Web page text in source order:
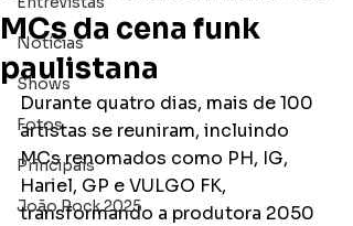
Notícias
Shows
Fotos
Principais
João Rock 2025
MCs da cena funk
paulistana
Durante quatro dias, mais de 100
artistas se reuniram, incluindo
MCs renomados como PH, IG,
Hariel, GP e VULGO FK,
transformando a produtora 2050